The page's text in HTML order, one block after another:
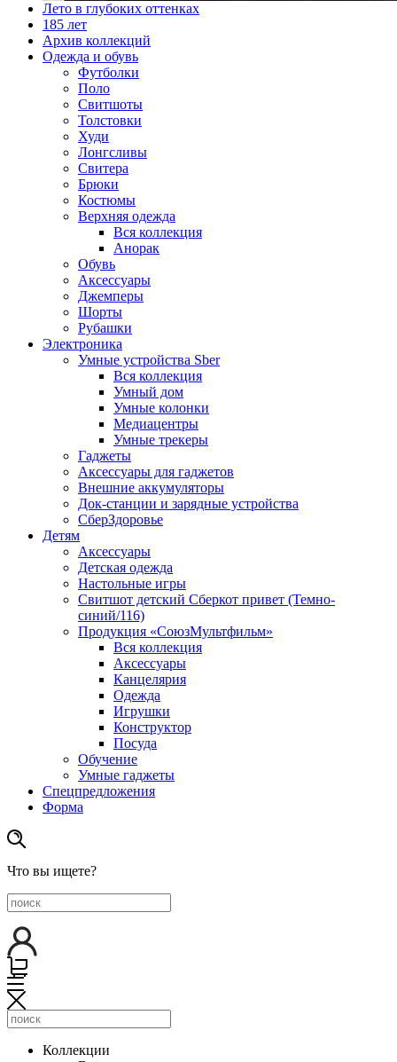
Лето в глубоких оттенках
185 лет
Архив коллекций
Одежда и обувь
Футболки
Поло
Свитшоты
Толстовки
Худи
Лонгсливы
Свитера
Брюки
Костюмы
Верхняя одежда
Вся коллекция
Анорак
Обувь
Аксессуары
Джемперы
Шорты
Рубашки
Электроника
Умные устройства Sber
Вся коллекция
Умный дом
Умные колонки
Медиацентры
Умные трекеры
Гаджеты
Аксессуары для гаджетов
Внешние аккумуляторы
Док-станции и зарядные устройства
СберЗдоровье
Детям
Аксессуары
Детская одежда
Настольные игры
Свитшот детский Сберкот привет (Темно-
синий/116)
Продукция «СоюзМультфильм»
Вся коллекция
Аксессуары
Канцелярия
Одежда
Игрушки
Конструктор
Посуда
Обучение
Умные гаджеты
Спецпредложения
Форма
Что вы ищете?
Коллекции